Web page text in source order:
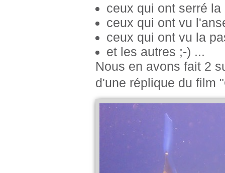
ceux qui ont serré
ceux qui ont vu
ceux qui ont vu la
et les autres ;-) ...
Nous en avons fait 2
d'une réplique du film